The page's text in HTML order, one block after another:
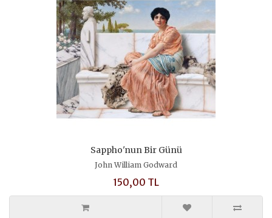
Sappho'nun Bir Günü
John William Godward
150,00 TL